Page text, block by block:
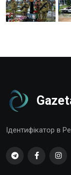
Ідентифікатор в